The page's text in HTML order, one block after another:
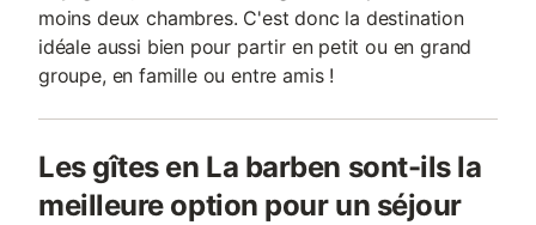
moins deux chambres. C'est donc la destination
idéale aussi bien pour partir en petit ou en grand
groupe, en famille ou entre amis !
Les gîtes en La barben sont-ils la
meilleure option pour un séjour